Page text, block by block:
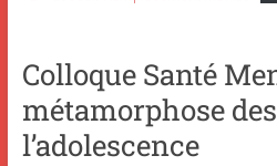
Colloque Santé
métamorphose
l’adolescence